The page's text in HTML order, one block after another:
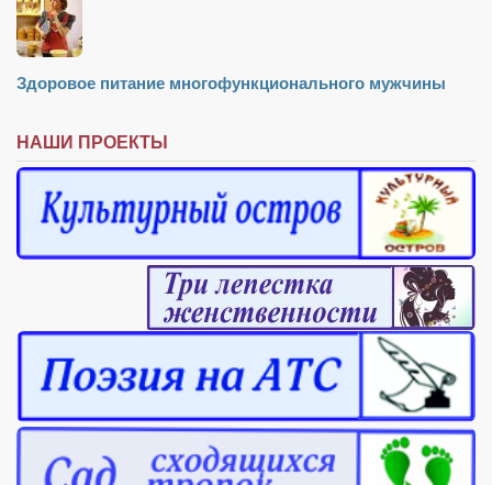
Здоровое питание многофункционального мужчины
НАШИ ПРОЕКТЫ